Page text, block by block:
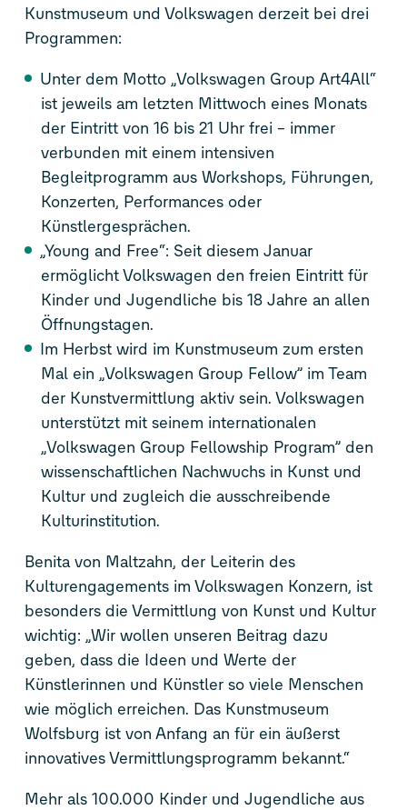
Kunstmuseum und Volkswagen derzeit bei drei
Programmen:
Unter dem Motto „Volkswagen Group Art4All“
ist jeweils am letzten Mittwoch eines Monats
der Eintritt von 16 bis 21 Uhr frei – immer
verbunden mit einem intensiven
Begleitprogramm aus Workshops, Führungen,
Konzerten, Performances oder
Künstlergesprächen.
„Young and Free“: Seit diesem Januar
ermöglicht Volkswagen den freien Eintritt für
Kinder und Jugendliche bis 18 Jahre an allen
Öffnungstagen.
Im Herbst wird im Kunstmuseum zum ersten
Mal ein „Volkswagen Group Fellow” im Team
der Kunstvermittlung aktiv sein. Volkswagen
unterstützt mit seinem internationalen
„Volkswagen Group Fellowship Program” den
wissenschaftlichen Nachwuchs in Kunst und
Kultur und zugleich die ausschreibende
Kulturinstitution.
Benita von Maltzahn, der Leiterin des
Kulturengagements im Volkswagen Konzern, ist
besonders die Vermittlung von Kunst und Kultur
wichtig: „Wir wollen unseren Beitrag dazu
geben, dass die Ideen und Werte der
Künstlerinnen und Künstler so viele Menschen
wie möglich erreichen. Das Kunstmuseum
Wolfsburg ist von Anfang an für ein äußerst
innovatives Vermittlungsprogramm bekannt.“
Mehr als 100.000 Kinder und Jugendliche aus